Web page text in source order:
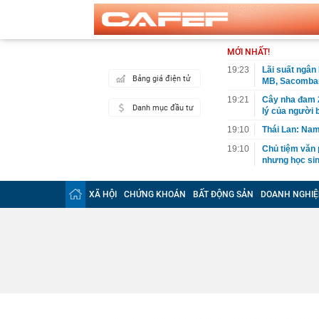
Bảng giá điện tử
Danh mục đầu tư
MỚI NHẤT!
19:23
Lãi suất
MB,
19:21
Cây nha đam
lý của người
19:10
Thái Lan:
19:10
Chủ tiệm văn
nhưng học
18:57
Tài khoản
triệu đồng
18:50
Vì sao phở
XÃ HỘI CHỨNG KHOÁN BẤT ĐỘNG SẢN DOANH